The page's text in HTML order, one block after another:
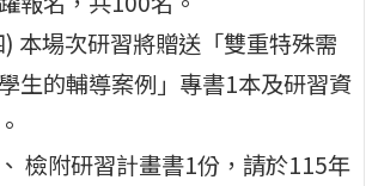
) 本場次研習將贈送「雙重特殊需
生的輔導案例」專書1本及研習資
檢附研習計畫書1份，請於115年